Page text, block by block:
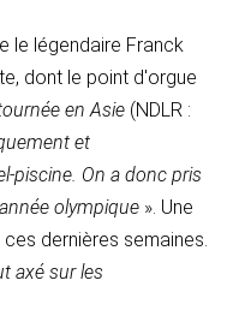
le légendaire Franck
dont le point d'orgue
en Asie (NDLR :
et
piscine. On a donc pris
olympique ». Une
dernières semaines.
axé sur les